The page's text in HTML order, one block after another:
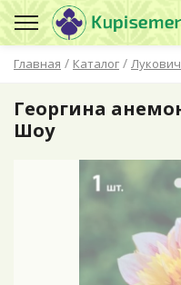
Главная / Каталог /
Георгина
Шоу